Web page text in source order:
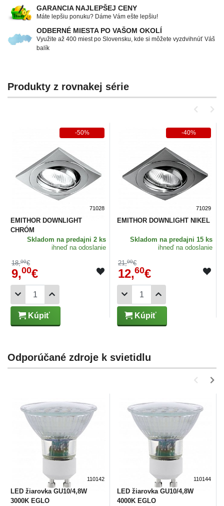
GARANCIA NAJLEPŠEJ CENY
Máte lepšiu ponuku? Dáme Vám ešte lepšiu!
ODBERNÉ MIESTA PO VAŠOM OKOLÍ
Využite až 400 miest po Slovensku, kde si môžete vyzdvihnúť Váš
balík
Produkty z rovnakej série
71028
EMITHOR DOWNLIGHT
CHRÓM
Skladom na predajni 2 ks
ihneď na odoslanie
18,00€
9,00€
Kúpiť
-50%
71029
EMITHOR DOWNLIGHT NIKEL
Skladom na predajni 15 ks
ihneď na odoslanie
21,00€
12,60€
Kúpiť
-40%
Odporúčané zdroje k svietidlu
110142
LED žiarovka GU10/4,8W
3000K EGLO
110144
LED žiarovka GU10/4,8W
4000K EGLO